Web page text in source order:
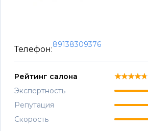
Телефон:
89138309376
Рейтинг салона ★★★★★
★★★★★
★★★★★
Экспертность
Репутация
Скорость